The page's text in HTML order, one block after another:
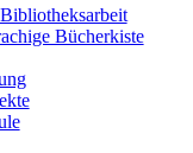
Bücherkiste